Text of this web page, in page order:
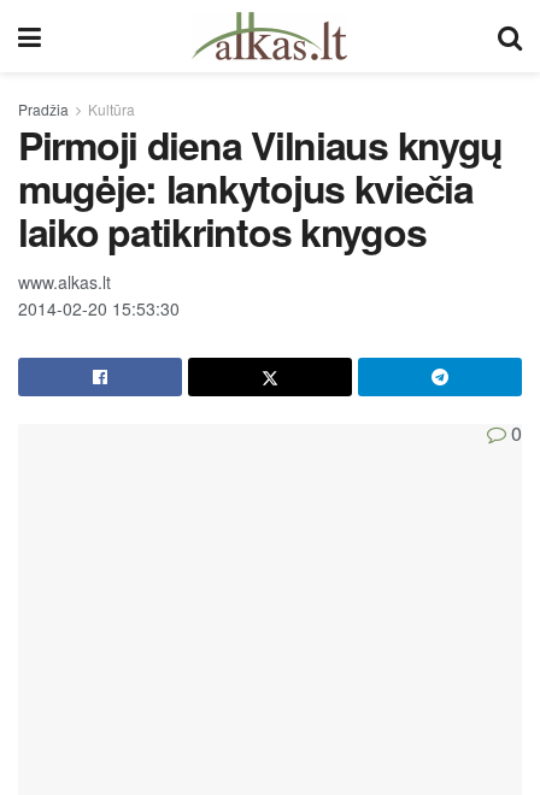
Pradžia Kultūra
Pirmoji diena Vilniaus knygų
mugėje: lankytojus kviečia
laiko patikrintos knygos
www.alkas.lt
2014-02-20 15:53:30
0